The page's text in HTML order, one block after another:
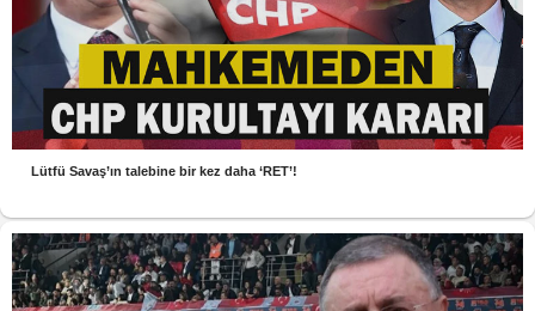
Lütfü Savaş’ın talebine bir kez daha ‘RET’!